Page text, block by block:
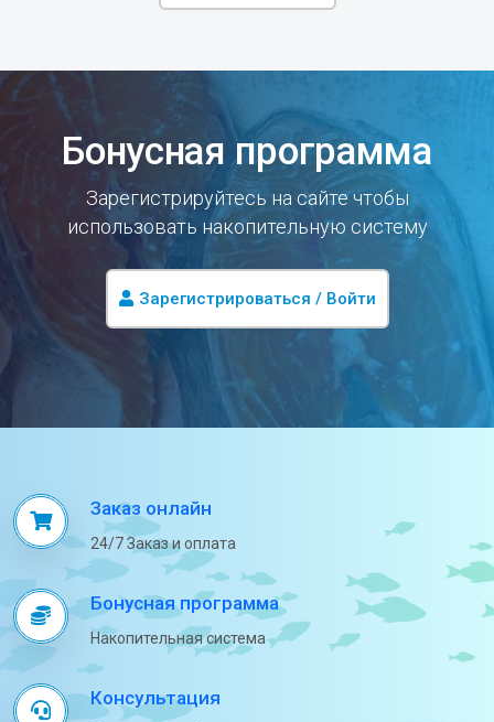
Бонусная программа
Зарегистрируйтесь на сайте чтобы
использовать накопительную систему
Зарегистрироваться / Войти
Заказ онлайн
24/7 Заказ и оплата
Бонусная программа
Накопительная система
Консультация